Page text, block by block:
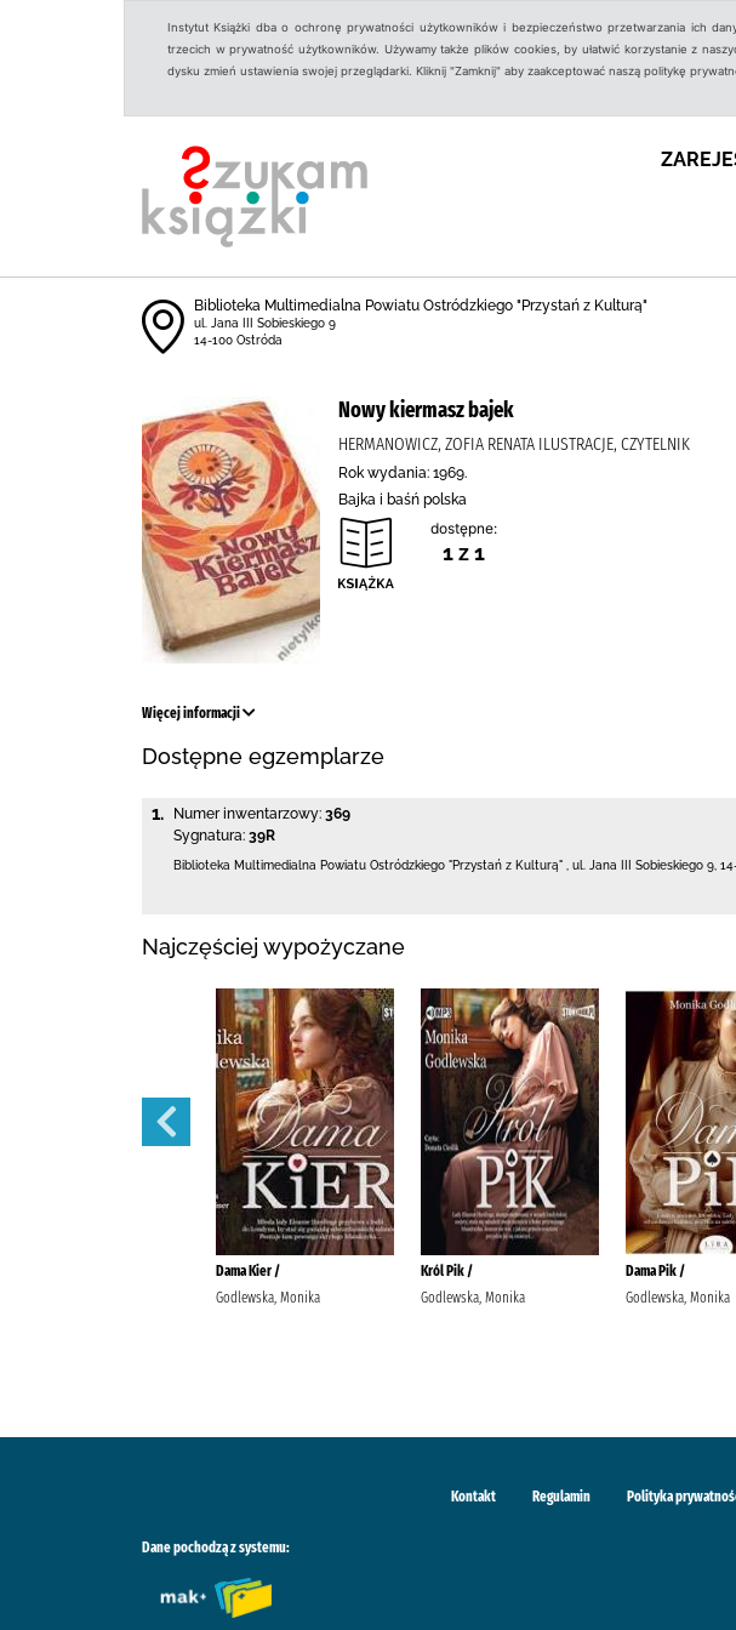
Instytut Książki dba o ochronę prywatności użytkowników i bezpieczeństwo przetwarzania ich
trzecich w prywatność użytkowników. Używamy także plików cookies, by ułatwić korzystanie z
dysku zmień ustawienia swojej przeglądarki. Kliknij "Zamknij" aby zaakceptować naszą politykę
Biblioteka Multimedialna Powiatu Ostródzkiego "Przystań z Kulturą"
ul. Jana III Sobieskiego 9
14-100 Ostróda
Nowy kiermasz bajek
HERMANOWICZ, ZOFIA RENATA ILUSTRACJE, CZYTELNIK
Rok wydania: 1969.
Bajka i baśń polska
dostępne:
1 z 1
Więcej informacji
Dostępne egzemplarze
1. Numer inwentarzowy: 369
Sygnatura: 39R
Biblioteka Multimedialna Powiatu Ostródzkiego "Przystań z Kulturą" ul. Jana III Sobieskiego 9
Najczęściej wypożyczane
Dama Kier /
Godlewska, Monika
Król Pik /
Godlewska, Monika
Dama Pik /
Godlewska, Monika
Kontakt Regulamin Polityka
Dane pochodzą z systemu: